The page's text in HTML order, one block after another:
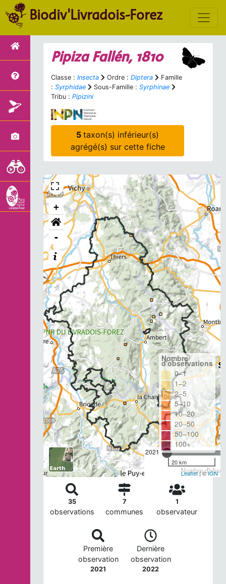
Biodiv'Livradois-Forez
PipizaFallén, 1810
Classe : Insecta Ordre : Diptera
Famille
: Syrphidae Sous-Famille : Syrphinae
Tribu : Pipizini
5taxon(s) inférieur(s)
agrégé(s) sur cette fiche
+
-
2021
Nombre
Nombre
d'observations
0–1
1–2
2–5
5–10
10–20
20–50
50–100
100+
20 km
Leaflet| ©IGN
35
observations
7
communes
1
observateur
Première
observation
2021
Dernière
observation
2022